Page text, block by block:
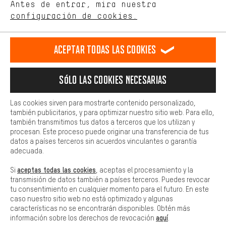
español
ES english
EN Deutsch
DE
RESCINDIR EL CONTRATO Comunidad de Aquisgrán Programa de afiliados
Aviso Legal Protección de datos Condiciones Generales
Plataforma de reportes Reciclaje de baterias
Configuración de las cookies Ajusta el contraste
Todos los precios indicados son en euros e sin MwSt, más
gastos de envío aEstados Unidos.
Antes de entrar, mira nuestra
configuración de cookies.
comportamiento de compra.
Más confort
cookies de comodidad, creamos enlaces a plataformas de redes
sociales. Esto nos permite proporcionarle más contenido e
adicionales que le ayudarán a encontrar los productos adecuados.
preguntas de forma rápida y sencilla.
Básica
Las cookies básicas aseguran que puedas usar nuestro sitio web.
Aceptar todas las cookies
Sólo las cookies necesarias
Las cookies sirven para mostrarte contenido personalizado,
también publicitarios, y para optimizar nuestro sitio web. Para ello,
también transmitimos tus datos a terceros que los utilizan y
procesan. Este proceso puede originar una transferencia de tus
datos a países terceros sin acuerdos vinculantes o garantía
adecuada.
Si aceptas todas las cookies , aceptas el procesamiento y la
transmisión de datos también a países terceros. Puedes revocar
tu consentimiento en cualquier momento para el futuro. En este
caso nuestro sitio web no está optimizado y algunas
características no se encontrarán disponibles. Obtén más
información sobre los derechos de revocación aquí.